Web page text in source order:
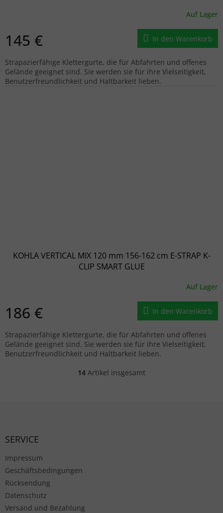
Auf Lager
145 € In den Warenkorb
Strapazierfähige Klettergurte, die für Abfahrten und offenes
Gelände geeignet sind. Sie werden sie für ihre Vielseitigkeit,
Benutzerfreundlichkeit und Haltbarkeit lieben.
KOHLA VERTICAL MIX 120 mm 156-162 cm E-STRAP K-
CLIP SMART GLUE
Auf Lager
186 € In den Warenkorb
Strapazierfähige Klettergurte, die für Abfahrten und offenes
Gelände geeignet sind. Sie werden sie für ihre Vielseitigkeit,
Benutzerfreundlichkeit und Haltbarkeit lieben.
Steuerelemente der Liste
14 Artikel insgesamt
SERVICE
Impressum
Geschäftsbedingungen
Rücksendung
Datenschutz
Versand und Bezahlung